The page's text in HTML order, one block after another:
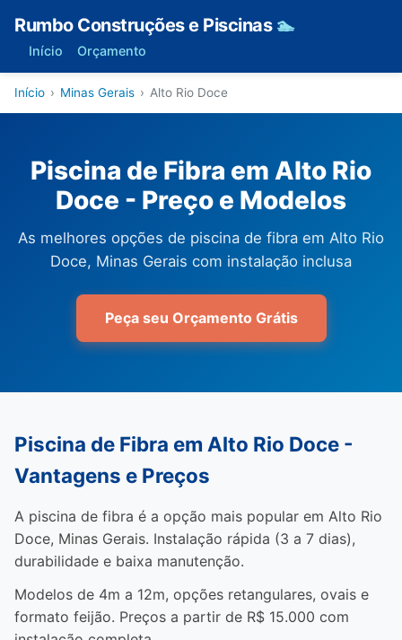
Rumbo Construções e Piscinas 🏊
Início Orçamento
Início › Minas Gerais › Alto Rio Doce
Piscina de Fibra em Alto Rio
Doce - Preço e Modelos
As melhores opções de piscina de fibra em Alto Rio
Doce, Minas Gerais com instalação inclusa
Peça seu Orçamento Grátis
Piscina de Fibra em Alto Rio Doce -
Vantagens e Preços
A piscina de fibra é a opção mais popular em Alto Rio
Doce, Minas Gerais. Instalação rápida (3 a 7 dias),
durabilidade e baixa manutenção.
Modelos de 4m a 12m, opções retangulares, ovais e
formato feijão. Preços a partir de R$ 15.000 com